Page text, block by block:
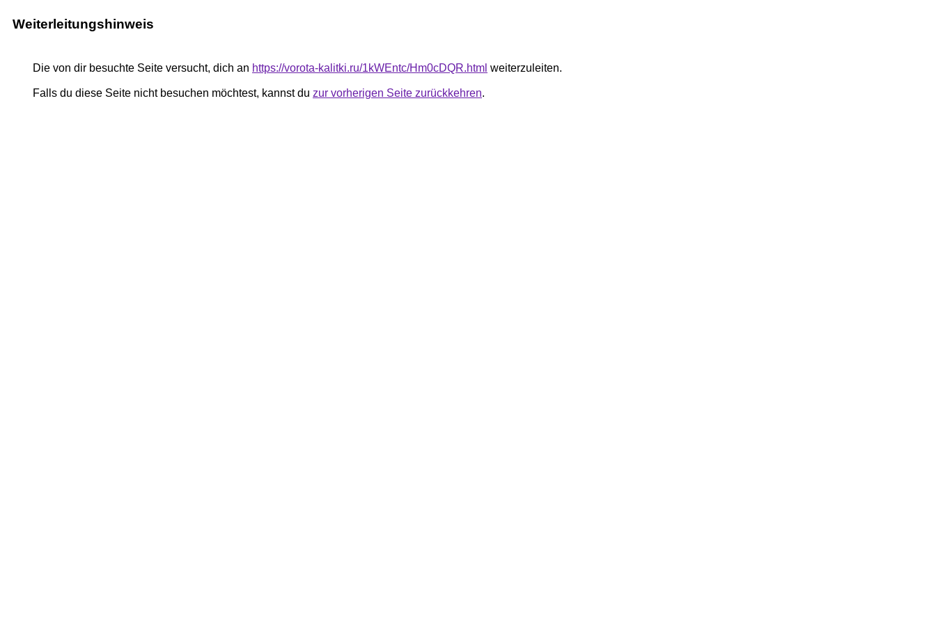
Weiterleitungshinweis
Die von dir besuchte Seite versucht, dich an https://vorota-kalitki.ru/1kWEntc/Hm0cDQR.html weiterzuleiten.
Falls du diese Seite nicht besuchen möchtest, kannst du zur vorherigen Seite zurückkehren.